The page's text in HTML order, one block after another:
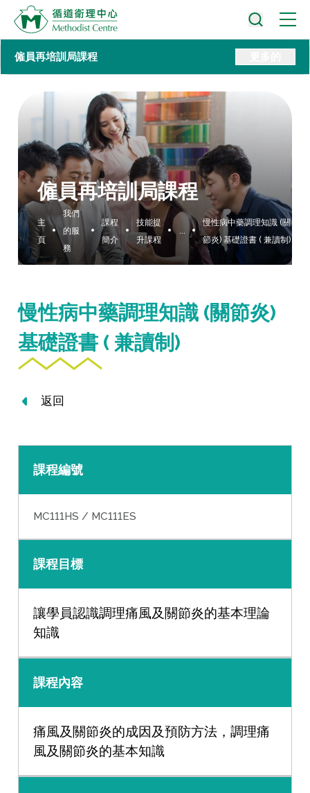
僱員再培訓局課程
主
頁
我們
的服
務
課程
簡介
技能提
升課程
...
慢性病中藥調理知識 (關
節炎) 基礎證書 ( 兼讀制)
僱員再培訓局課程
慢性病中藥調理知識 (關節炎)
基礎證書 ( 兼讀制)
返回
課程編號
MC111HS / MC111ES
課程目標
讓學員認識調理痛風及關節炎的基本理論
知識
課程內容
痛風及關節炎的成因及預防方法，調理痛
風及關節炎的基本知識